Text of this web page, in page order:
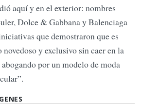
aquí y en el exterior: nombres
Dolce & Gabbana y Balenciaga
que demostraron que es
y exclusivo sin caer en la
por un modelo de moda